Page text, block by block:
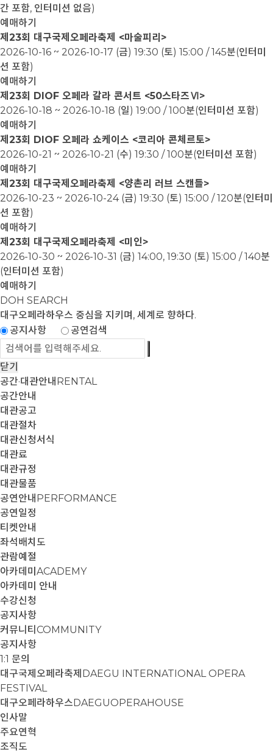
간 포함, 인터미션 없음)
예매하기
제23회 대구국제오페라축제 <마술피리>
2026-10-16 ~ 2026-10-17 (금) 19:30 (토) 15:00 / 145분(인터미
션 포함)
예매하기
제23회 DIOF 오페라 갈라 콘서트 <50스타즈Ⅵ>
2026-10-18 ~ 2026-10-18 (일) 19:00 / 100분(인터미션 포함)
예매하기
제23회 DIOF 오페라 쇼케이스 <코리아 콘체르토>
2026-10-21 ~ 2026-10-21 (수) 19:30 / 100분(인터미션 포함)
예매하기
제23회 대구국제오페라축제 <양촌리 러브 스캔들>
2026-10-23 ~ 2026-10-24 (금) 19:30 (토) 15:00 / 120분(인터미
션 포함)
예매하기
제23회 대구국제오페라축제 <미인>
2026-10-30 ~ 2026-10-31 (금) 14:00, 19:30 (토) 15:00 / 140분
(인터미션 포함)
예매하기
DOH SEARCH
대구오페라하우스 중심을 지키며, 세계로 향하다.
공지사항
공연검색
닫기
공간·대관안내 RENTAL
공간안내
대관공고
대관절차
대관신청서식
대관료
대관규정
대관물품
공연안내 PERFORMANCE
공연일정
티켓안내
좌석배치도
관람예절
아카데미 ACADEMY
아카데미 안내
수강신청
공지사항
커뮤니티 COMMUNITY
공지사항
1:1 문의
대구국제오페라축제 DAEGU INTERNATIONAL OPERA
FESTIVAL
대구오페라하우스DAEGUOPERAHOUSE
인사말
주요연혁
조직도